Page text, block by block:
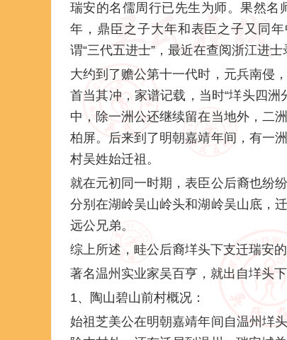
瑞安的名儒周行已先生为师。果然名
年，鼎臣之子大年和表臣之子又同
谓“三代五进士”，最近在查阅浙江进
大约到了赡公第十一代时，元兵南侵
首当其冲，家谱记载，当时“垟头四
中，除一洲公还继续留在当地外，二
柏屏。后来到了明朝嘉靖年间，有一
村吴姓始迁祖。
就在元初同一时期，表臣公后裔也纷
分别在湖岭吴山岭头和湖岭吴山底，
远公兄弟。
综上所述，畦公后裔垟头下支迁瑞安
著名温州实业家吴百亨，就出自垟头
1、陶山碧山前村概况：
始祖芝美公在明朝嘉靖年间自温州垟